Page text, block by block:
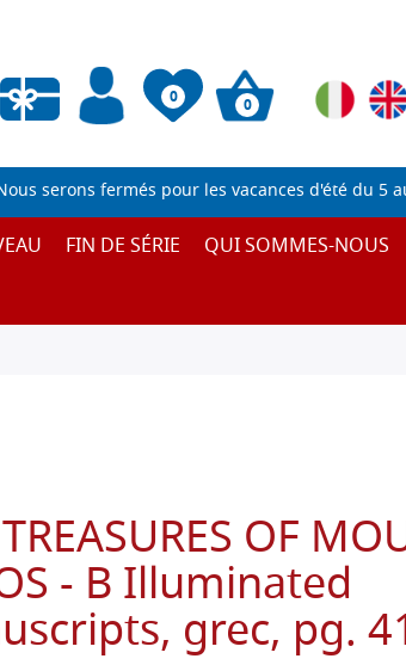
0
vide
0
serons fermés pour les vacances d'été du 5
FIN DE SÉRIE QUI SOMMES-NOUS
OF
- B Illuminated
grec, pg.